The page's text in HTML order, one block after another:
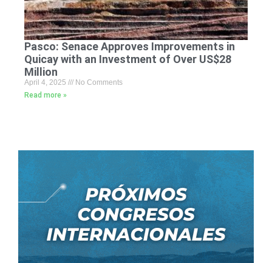
Pasco: Senace Approves Improvements in
Quicay with an Investment of Over US$28
Million
April 4, 2025
No Comments
Read more »